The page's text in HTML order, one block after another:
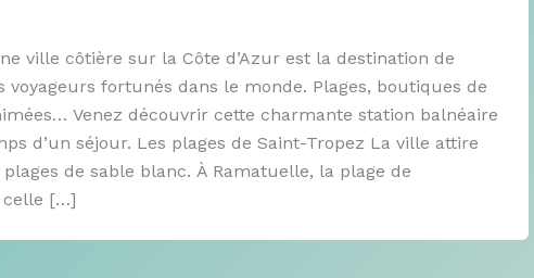
ville côtière sur la Côte d’Azur est la destination de
voyageurs fortunés dans le monde. Plages, boutiques de
Venez découvrir cette charmante station balnéaire
d’un séjour. Les plages de Saint-Tropez La ville attire
de sable blanc. À Ramatuelle, la plage de
celle […]